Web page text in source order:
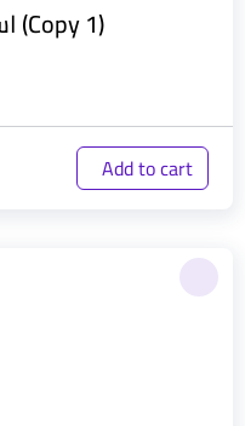
استراتجية بيع الدورات اونلاين (Copy 1)
Add to cart